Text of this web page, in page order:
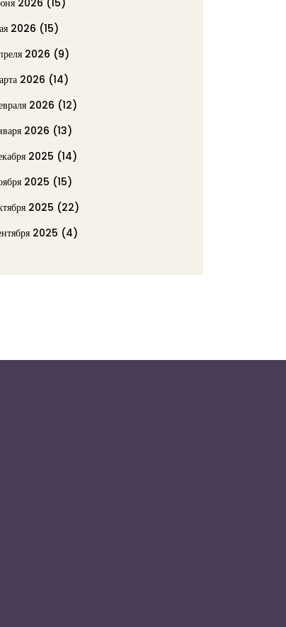
2026 (15)
2026 (15)
2026 (9)
2026 (14)
2026 (12)
2026 (13)
2025 (14)
2025 (15)
2025 (22)
2025 (4)